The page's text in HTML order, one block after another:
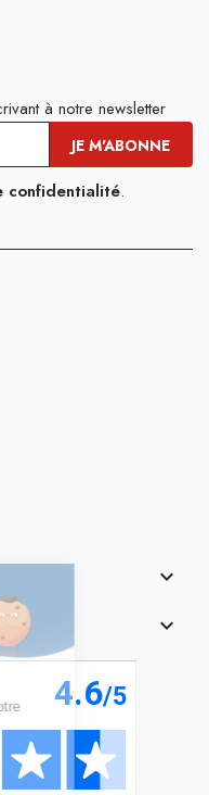
à notre newsletter
confidentialité.

